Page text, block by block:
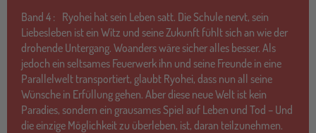
Band 4 : Ryohei hat sein Leben satt. Die Schule nervt, sein
Liebesleben ist ein Witz und seine Zukunft fühlt sich an wie der
drohende Untergang. Woanders wäre sicher alles besser. Als
jedoch ein seltsames Feuerwerk ihn und seine Freunde in eine
Parallelwelt transportiert, glaubt Ryohei, dass nun all seine
Wünsche in Erfüllung gehen. Aber diese neue Welt ist kein
Paradies, sondern ein grausames Spiel auf Leben und Tod – Und
die einzige Möglichkeit zu überleben, ist, daran teilzunehmen.